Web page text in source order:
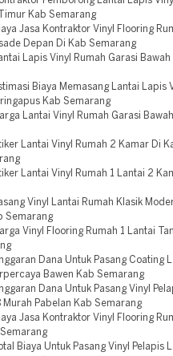
Kab Semarang
Jasa Kontraktor Vinyl Flooring
Depan Di Kab Semarang
Lapis Vinyl Rumah Garasi Bawah
Biaya Memasang Lantai Lapis
Kab Semarang
Lantai Vinyl Rumah Garasi
Lantai Vinyl Rumah 2 Kamar Di
Lantai Vinyl Rumah 1 Lantai 2
Vinyl Lantai Rumah Klasik
Semarang
Vinyl Flooring Rumah 1 Lantai
Dana Untuk Pasang Coating
Bawen Kab Semarang
Dana Untuk Pasang Vinyl
Murah Pabelan Kab Semarang
Jasa Kontraktor Vinyl Flooring
Biaya Untuk Pasang Vinyl Pelapis